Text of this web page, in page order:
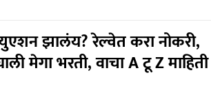
झालंय? रेल्वेत करा नोकरी,
मेगा भरती, वाचा A टू Z माहिती